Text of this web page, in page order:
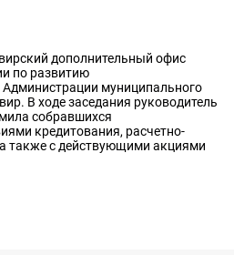
дополнительный офис
по развитию
муниципального
В ходе заседания руководитель
собравшихся
кредитования, расчетно-
также с действующими акциями